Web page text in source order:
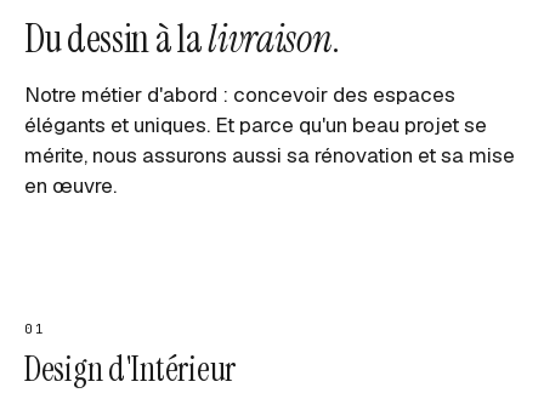
Du dessin à lalivraison.
Notre métier d'abord : concevoir des espaces
élégants et uniques. Et parce qu'un beau projet se
mérite, nous assurons aussi sa rénovation et sa mise
en œuvre.
01
Design d'Intérieur